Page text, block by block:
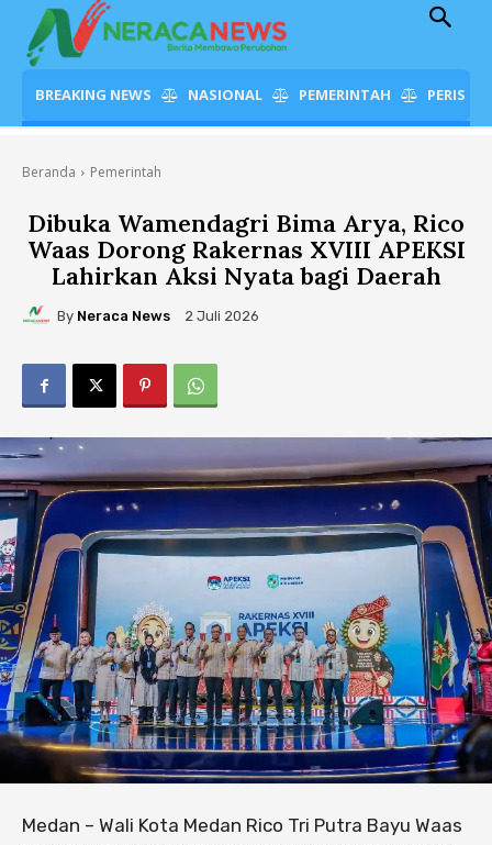
BREAKING NEWS NASIONAL PEMERINTAH
Beranda Pemerintah
Dibuka Wamendagri Bima Arya, Rico
Waas Dorong Rakernas XVIII APEKSI
Lahirkan Aksi Nyata bagi Daerah
By Neraca News 2 Juli 2026
Medan – Wali Kota Medan Rico Tri Putra Bayu Waas